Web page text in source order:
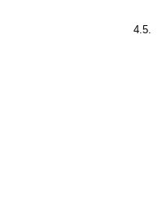
4.5.